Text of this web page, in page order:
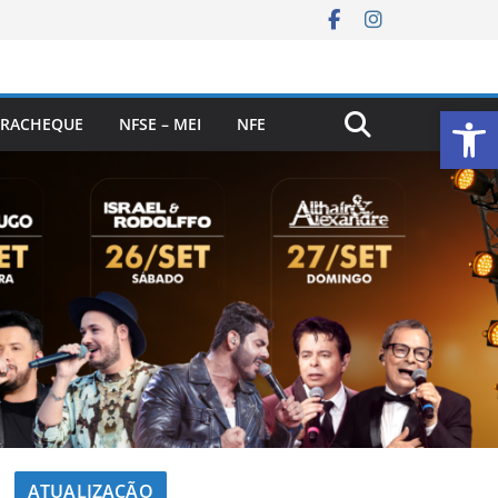
NFSE – MEI NFE
ATUALIZAÇÃO